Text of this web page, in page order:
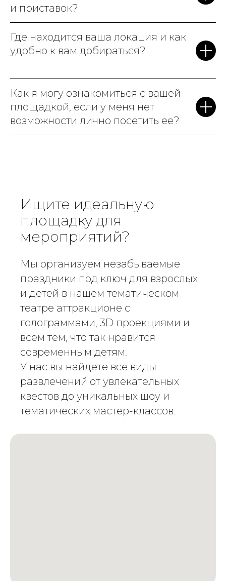
и приставок?
Где находится ваша локация и как
удобно к вам добираться?
Как я могу ознакомиться с вашей
площадкой, если у меня нет
возможности лично посетить ее?
Ищите идеальную
площадку для
мероприятий?
Мы организуем незабываемые
праздники под ключ для взрослых
и детей в нашем тематическом
театре аттракционе с
голограммами, 3D проекциями и
всем тем, что так нравится
современным детям.
У нас вы найдете все виды
развлечений от увлекательных
квестов до уникальных шоу и
тематических мастер-классов.